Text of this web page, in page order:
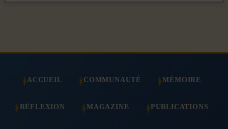
ACCUEIL COMMUNAUTÉ MÉMOIRE
RÉFLEXION MAGAZINE PUBLICATIONS